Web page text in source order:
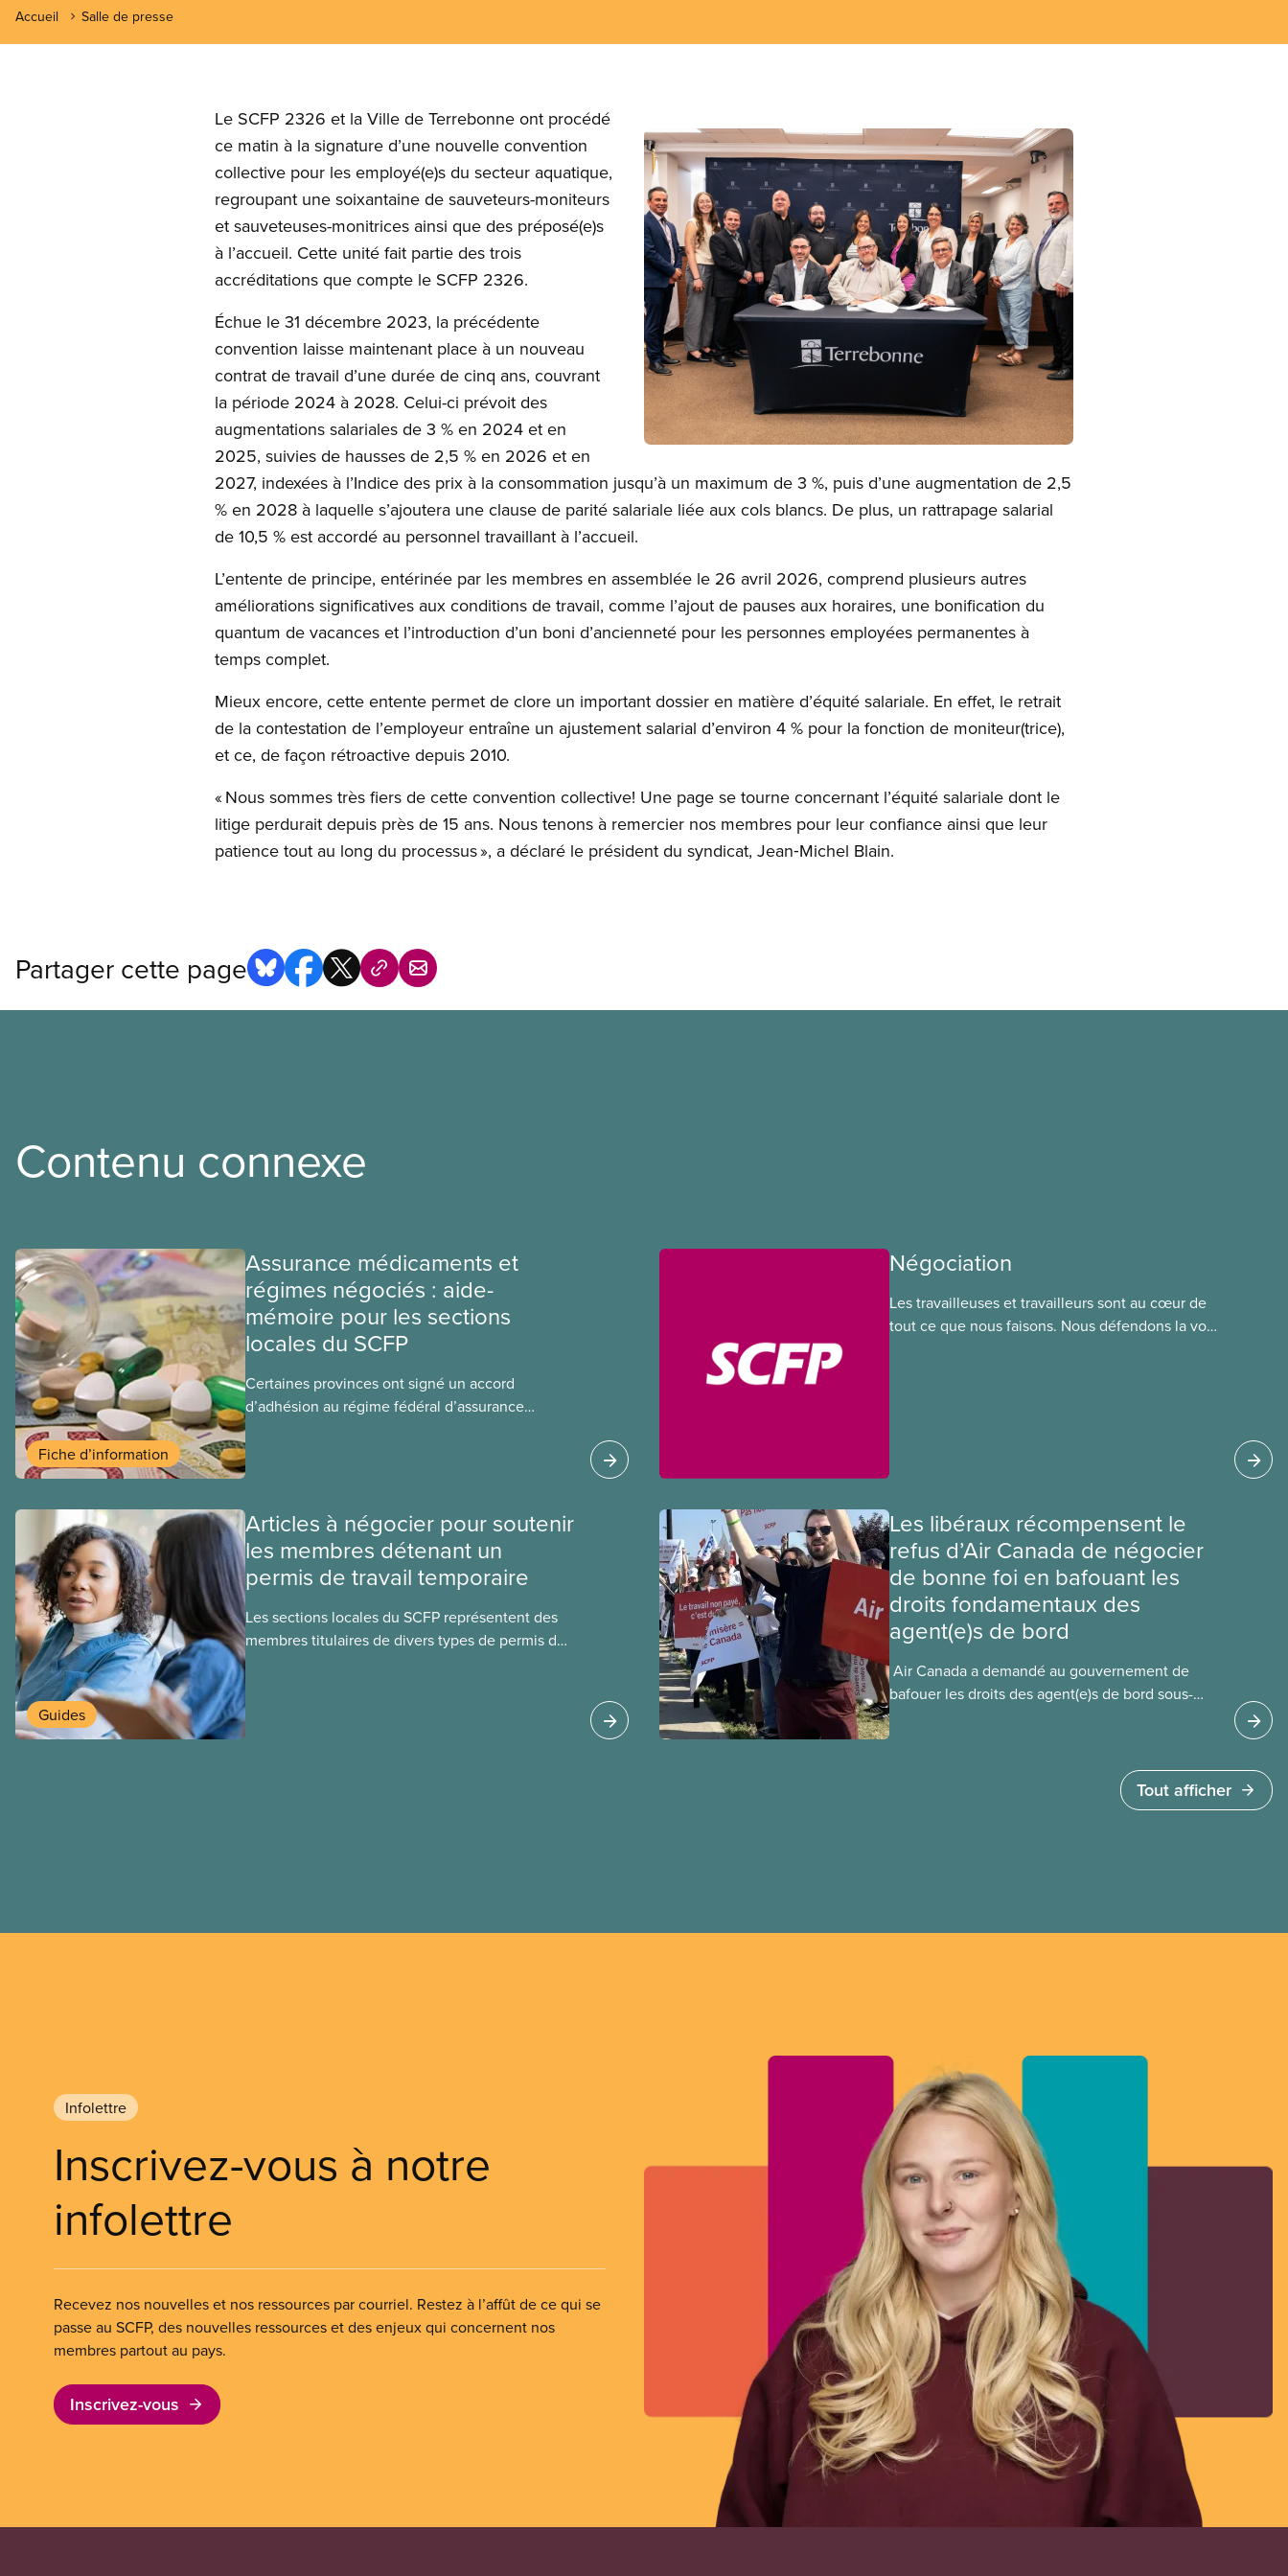
Accueil Salle de presse
Image
Le SCFP 2326 et la Ville de Terrebonne ont procédé
ce matin à la signature d’une nouvelle convention
collective pour les employé(e)s du secteur aquatique,
regroupant une soixantaine de sauveteurs-moniteurs
et sauveteuses-monitrices ainsi que des préposé(e)s
à l’accueil. Cette unité fait partie des trois
accréditations que compte le SCFP 2326.
Échue le 31 décembre 2023, la précédente
convention laisse maintenant place à un nouveau
contrat de travail d’une durée de cinq ans, couvrant
la période 2024 à 2028. Celui-ci prévoit des
augmentations salariales de 3 % en 2024 et en
2025, suivies de hausses de 2,5 % en 2026 et en
2027, indexées à l’Indice des prix à la consommation jusqu’à un maximum de 3 %, puis d’une augmentation de 2,5
% en 2028 à laquelle s’ajoutera une clause de parité salariale liée aux cols blancs. De plus, un rattrapage salarial
de 10,5 % est accordé au personnel travaillant à l’accueil.
L’entente de principe, entérinée par les membres en assemblée le 26 avril 2026, comprend plusieurs autres
améliorations significatives aux conditions de travail, comme l’ajout de pauses aux horaires, une bonification du
quantum de vacances et l’introduction d’un boni d’ancienneté pour les personnes employées permanentes à
temps complet.
Mieux encore, cette entente permet de clore un important dossier en matière d’équité salariale. En effet, le retrait
de la contestation de l’employeur entraîne un ajustement salarial d’environ 4 % pour la fonction de moniteur(trice),
et ce, de façon rétroactive depuis 2010.
« Nous sommes très fiers de cette convention collective! Une page se tourne concernant l’équité salariale dont le
litige perdurait depuis près de 15 ans. Nous tenons à remercier nos membres pour leur confiance ainsi que leur
patience tout au long du processus », a déclaré le président du syndicat, Jean‑Michel Blain.
Partager cette page
Contenu connexe
Fiche d’information
Assurance médicaments et
régimes négociés : aide-
mémoire pour les sections
locales du SCFP
Certaines provinces ont signé un accord
d’adhésion au régime fédéral d’assurance
Négociation
Les travailleuses et travailleurs sont au cœur de
tout ce que nous faisons. Nous défendons la voix
Guides
Articles à négocier pour soutenir
les membres détenant un
permis de travail temporaire
Les sections locales du SCFP représentent des
membres titulaires de divers types de permis de
Les libéraux récompensent le
refus d’Air Canada de négocier
de bonne foi en bafouant les
droits fondamentaux des
agent(e)s de bord
​ Air Canada a demandé au gouvernement de
bafouer les droits des agent(e)s de bord sous-
de l’entreprise. Le gouvernement libéral a
invoqué l’article 107 du Code canadien du travail
Tout afficher
Infolettre
Inscrivez-vous à notre
infolettre
Recevez nos nouvelles et nos ressources par courriel. Restez à l’affût de ce qui se
passe au SCFP, des nouvelles ressources et des enjeux qui concernent nos
membres partout au pays.
Inscrivez-vous